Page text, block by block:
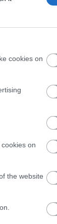
cookies on
on
the website
16)
)
(47)
japán
)